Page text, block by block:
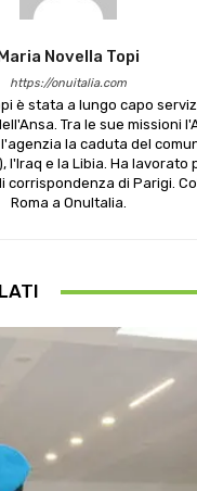
Novella Topi
https://onuitalia.com
è stata a lungo capo
Tra le sue missioni
la caduta del
l'Iraq e la Libia. Ha lavorato
corrispondenza di Parigi.
Roma a OnuItalia.